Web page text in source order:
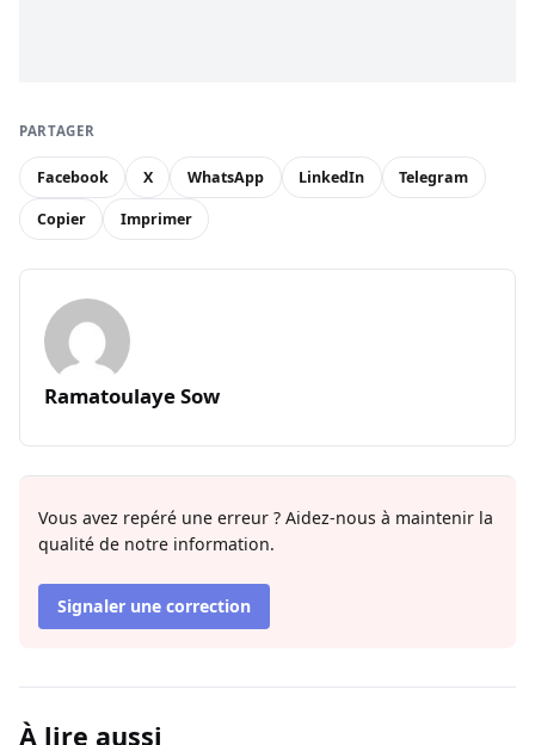
PARTAGER
Facebook X WhatsApp LinkedIn Telegram
Copier Imprimer
Ramatoulaye Sow
Vous avez repéré une erreur ? Aidez-nous à maintenir la
qualité de notre information.
Signaler une correction
À lire aussi